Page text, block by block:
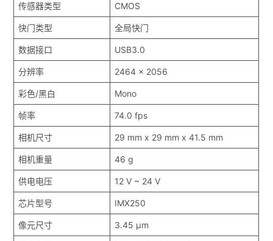
传感器类型 CMOS
快门类型 全局快门
数据接口 USB3.0
分辨率 2464 x 2056
彩色/黑白 Mono
帧率 74.0 fps
相机尺寸 29 mm x 29 mm x 41.5 mm
相机重量 46 g
供电电压 12 V ~ 24 V
芯片型号 IMX250
像元尺寸 3.45 μm